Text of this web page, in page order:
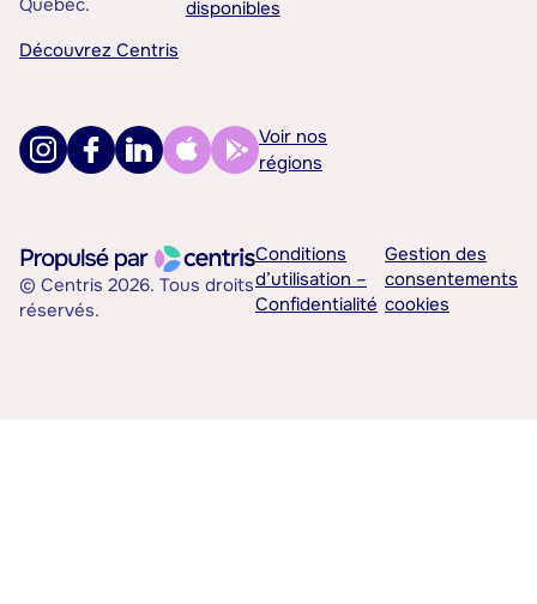
Québec.
Découvrez Centris
disponibles
Voir nos
régions
© Centris 2026. Tous droits
réservés.
Conditions
d’utilisation –
Confidentialité
Gestion des
consentements
cookies